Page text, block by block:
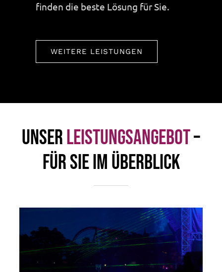
finden die beste Lösung für Sie.
WEITERE LEISTUNGEN
UnserLeistungsangebot–
für Sie im Überblick